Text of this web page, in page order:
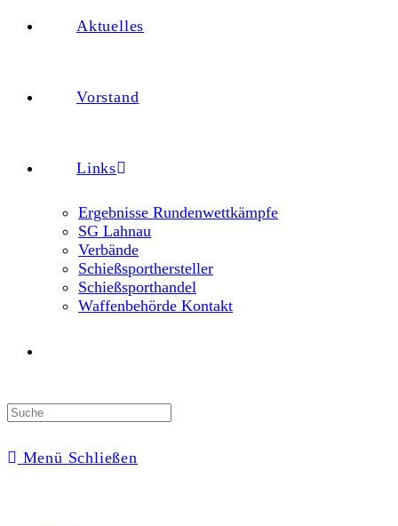
Aktuelles
Vorstand
Links
Ergebnisse Rundenwettkämpfe
SG Lahnau
Verbände
Schießsporthersteller
Schießsporthandel
Waffenbehörde Kontakt
website
Menü Schließen